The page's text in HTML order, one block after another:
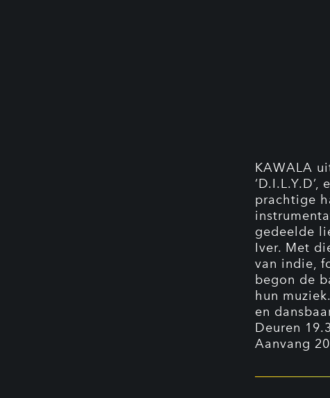
KAWALA
prachtige
gedeelde
Iver. Met
van indie,
begon de
hun
en
Deuren
Aanvang